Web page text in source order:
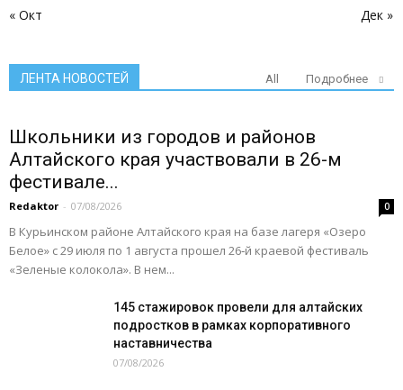
« Окт Дек »
ЛЕНТА НОВОСТЕЙ All Подробнее
Школьники из городов и районов
Алтайского края участвовали в 26-м
фестивале...
Redaktor - 07/08/2026 0
В Курьинском районе Алтайского края на базе лагеря «Озеро
Белое» с 29 июля по 1 августа прошел 26‑й краевой фестиваль
«Зеленые колокола». В нем...
145 стажировок провели для алтайских
подростков в рамках корпоративного
наставничества
07/08/2026